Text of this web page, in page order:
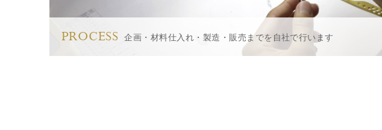
PROCESS 企画・材料仕入れ・製造・販売までを自社で行います